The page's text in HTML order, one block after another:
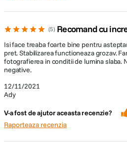
5 Recomand cu
12/11/2021
Ady
Isi face treaba foarte bine pentru
pret. Stabilizarea functioneaza grozav.
fotografierea in conditii de lumina slaba.
negative.
V-a fost de ajutor aceasta recenzie?
Raporteaza recenzia